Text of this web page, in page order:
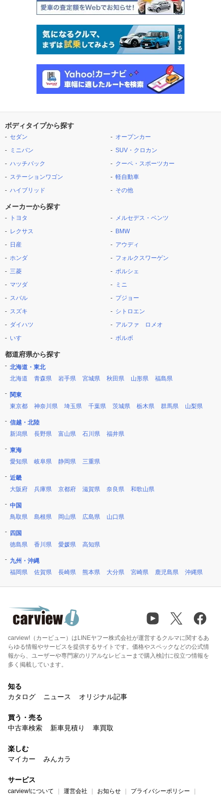
ボディタイプから探す
セダン
ミニバン
ハッチバック
ステーションワゴン
ハイブリッド
オープンカー
SUV・クロカン
クーペ・スポーツカー
軽自動車
その他
メーカーから探す
トヨタ
レクサス
日産
ホンダ
三菱
マツダ
スバル
スズキ
ダイハツ
いすゞ
メルセデス・ベンツ
BMW
アウディ
フォルクスワーゲン
ポルシェ
ミニ
プジョー
シトロエン
アルファ ロメオ
ボルボ
都道府県から探す
北海道・東北
北海道
青森県 岩手県 宮城県 秋田県 山形県 福島県
関東
東京都
神奈川県 埼玉県 千葉県 茨城県 栃木県 群馬県 山梨県
信越・北陸
新潟県
長野県 富山県 石川県 福井県
東海
愛知県
岐阜県 静岡県 三重県
近畿
大阪府
兵庫県 京都府 滋賀県 奈良県 和歌山県
中国
鳥取県
島根県 岡山県 広島県 山口県
四国
徳島県
香川県 愛媛県 高知県
九州・沖縄
福岡県
佐賀県 長崎県 熊本県 大分県 宮崎県 鹿児島県 沖縄県
carview!（カービュー）はLINEヤフー株式会社が運営するクルマに関するあ
らゆる情報やサービスを提供するサイトです。価格やスペックなどの公式情
報から、ユーザーや専門家のリアルなレビューまで購入検討に役立つ情報を
多く掲載しています。
知る
カタログ
ニュース オリジナル記事
買う・売る
中古車検索
新車見積り 車買取
楽しむ
マイカー
みんカラ
サービス
carview!について 運営会社 お知らせ プライバシーポリシー